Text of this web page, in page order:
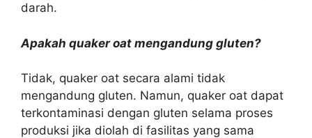
darah.
Apakah quaker oat mengandung gluten?
Tidak, quaker oat secara alami tidak
mengandung gluten. Namun, quaker oat dapat
terkontaminasi dengan gluten selama proses
produksi jika diolah di fasilitas yang sama